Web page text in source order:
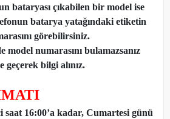
bataryası çıkabilen bir model ise
batarya yatağındaki etiketin
görebilirsiniz.
model numarasını bulamazsanız
bilgi alınız.
16:00’a kadar, Cumartesi günü